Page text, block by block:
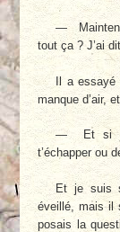
—
tout ça ? J’ai
Il a essayé
manque d’air,
— Et si je
t’échapper ou
Et je suis
éveillé, mais il
posais la